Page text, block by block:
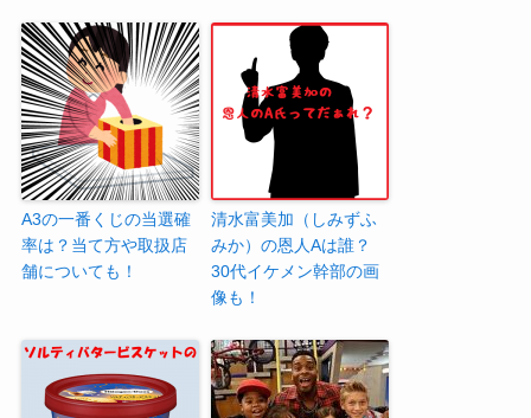
A3の一番くじの当選確
率は？当て方や取扱店
舗についても！
清水富美加（しみずふ
みか）の恩人Aは誰？
30代イケメン幹部の画
像も！